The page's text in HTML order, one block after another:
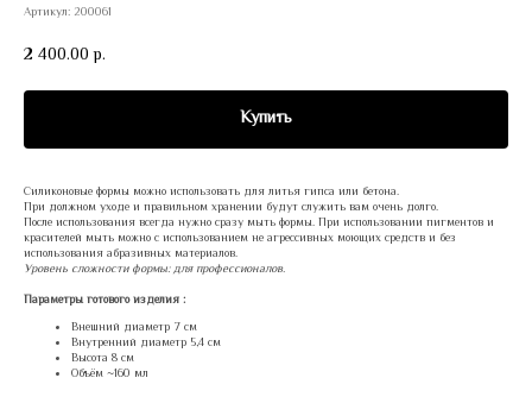
Артикул: 200061
2 400.00 р.
Купить
Силиконовые формы можно использовать для литья гипса или бетона.
При должном уходе и правильном хранении будут служить вам очень долго.
После использования всегда нужно сразу мыть формы. При использовании пигментов и
красителей мыть можно с использованием не агрессивных моющих средств и без
использования абразивных материалов.
Уровень сложности формы: для профессионалов.
Параметры готового изделия :
Внешний диаметр 7 см
Внутренний диаметр 5,4 см
Высота 8 см
Объём ~160 мл